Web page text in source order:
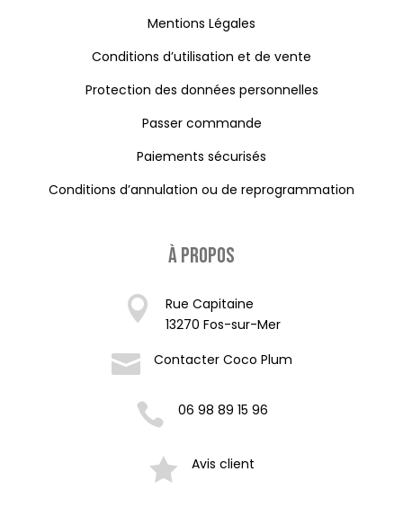
Mentions Légales
Conditions d’utilisation et de vente
Protection des données personnelles
Passer commande
Paiements sécurisés
Conditions d’annulation ou de reprogrammation
À propos

Rue Capitaine
13270 Fos-sur-Mer
 Contacter Coco Plum
 06 98 89 15 96
 Avis client